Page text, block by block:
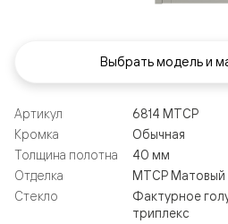
Артикул
6814 МТСР
Кромка
Обычная
Толщина полотна
40 мм
Отделка
МТСР Матовый
Стекло
Фактурное
триплекс
Выбрать модель и